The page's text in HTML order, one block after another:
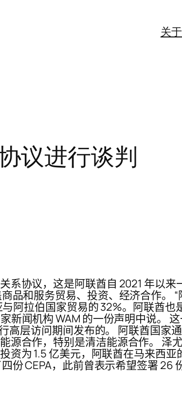
关
议进行谈判
系协议，这是阿联酋自 2021 年以来
品和服务贸易、投资、经济合作。
阿拉伯国家贸易的 32%。阿联酋也
新闻机构 WAM 的一份声明中说。
高层访问期间发布的。 阿联酋国家
源合作，特别是清洁能源合作。 泽
为 1.5 亿美元，阿联酋在马来西亚
CEPA，此前曾表示希望签署 26